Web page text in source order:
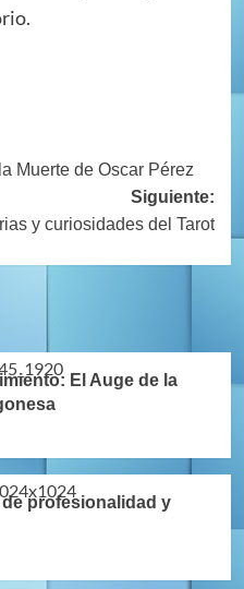
Muerte de Oscar Pérez
Siguiente:
y curiosidades del Tarot
El Auge de la
profesionalidad y